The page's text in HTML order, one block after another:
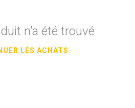
n'a été trouvé
LES ACHATS